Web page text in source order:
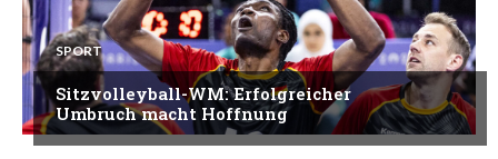
SPORT
Sitzvolleyball-WM: Erfolgreicher
Umbruch macht Hoffnung